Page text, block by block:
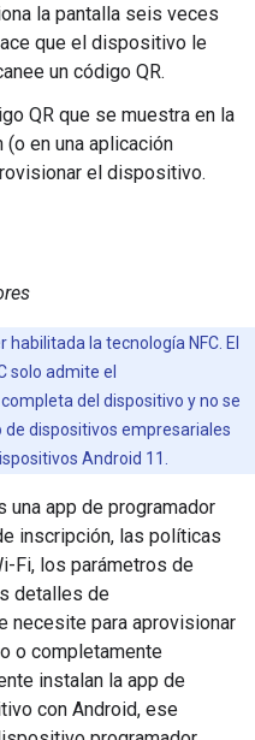
la pantalla seis veces
que el dispositivo le
un código QR.
QR que se muestra en la
en una aplicación
el dispositivo.
habilitada la tecnología NFC. El
solo admite el
del dispositivo y no se
dispositivos empresariales
Android 11.
una app de programador
inscripción, las políticas
Fi, los parámetros de
detalles de
necesite para aprovisionar
o completamente
instalan la app de
con Android, ese